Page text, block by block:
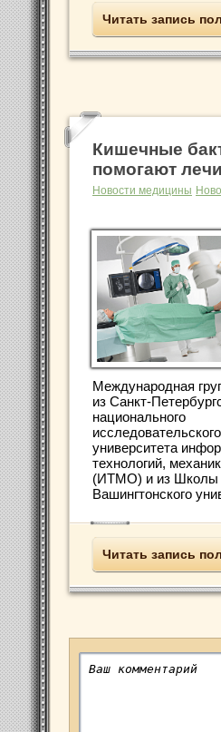
Читать запись
Кишечные
помогают
Новости медицины
Международная
из Санкт-
национального
исследовательского
университета
технологий,
(ИТМО) и из Школы
Вашингтонского
Читать запись